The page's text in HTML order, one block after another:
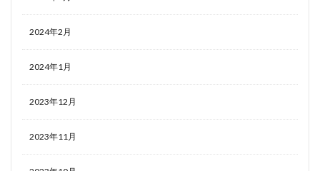
2024年2月
2024年1月
2023年12月
2023年11月